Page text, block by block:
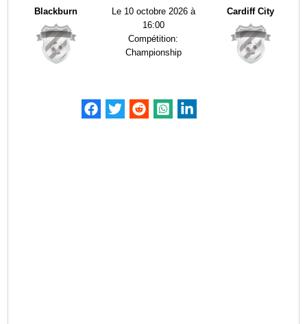
Blackburn Le 10 octobre 2026 à
16:00
Compétition:
Championship
Cardiff City